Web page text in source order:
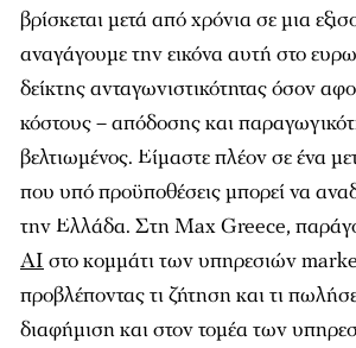
βρίσκεται μετά από χρόνια σε μια
αναγάγουμε την εικόνα αυτή στο
δείκτης ανταγωνιστικότητας όσον
κόστους – απόδοσης και
βελτιωμένος. Είμαστε πλέον σε ένα
που υπό προϋποθέσεις μπορεί να
την Ελλάδα. Στη Max Greece,
ΑΙ στο κομμάτι των υπηρεσιών
προβλέποντας τι ζήτηση και τι
διαφήμιση και στον τομέα των